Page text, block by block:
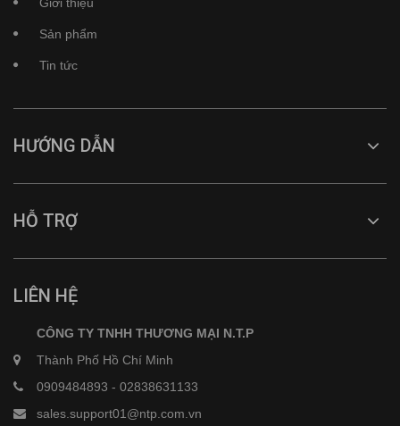
Sản phẩm
Tin tức
HƯỚNG DẪN
HỖ TRỢ
LIÊN HỆ
CÔNG TY TNHH THƯƠNG MẠI N.T.P
Thành Phố Hồ Chí Minh
0909484893 - 02838631133
sales.support01@ntp.com.vn